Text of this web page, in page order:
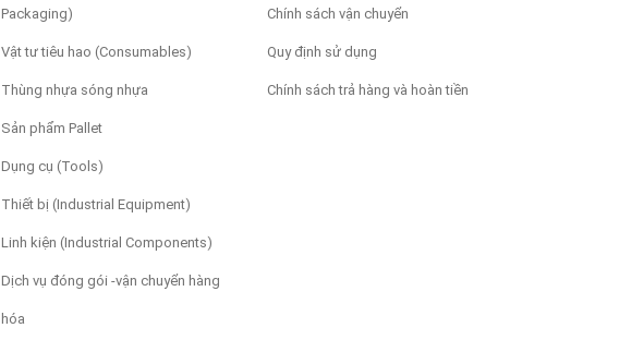
Packaging)
Vật tư tiêu hao (Consumables)
Thùng nhựa sóng nhựa
Sản phẩm Pallet
Dụng cụ (Tools)
Thiết bị (Industrial Equipment)
Linh kiện (Industrial Components)
Dịch vụ đóng gói -vận chuyển hàng
hóa
Chính sách vận chuyển
Quy định sử dụng
Chính sách trả hàng và hoàn tiền